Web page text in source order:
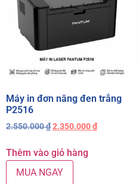
Máy in đơn năng đen trắng
P2516
2.550.000₫2.350.000₫
Thêm vào giỏ hàng
MUA NGAY